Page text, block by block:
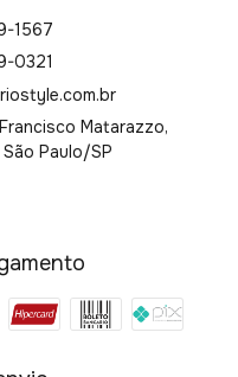
1567
0321
Matarazzo,
Paulo/SP